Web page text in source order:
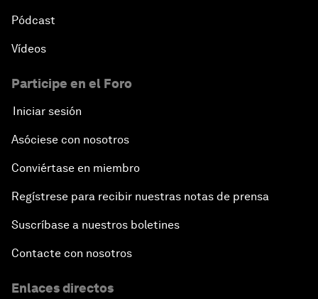
Pódcast
Vídeos
Participe en el Foro
Iniciar sesión
Asóciese con nosotros
Conviértase en miembro
Regístrese para recibir nuestras notas de prensa
Suscríbase a nuestros boletines
Contacte con nosotros
Enlaces directos